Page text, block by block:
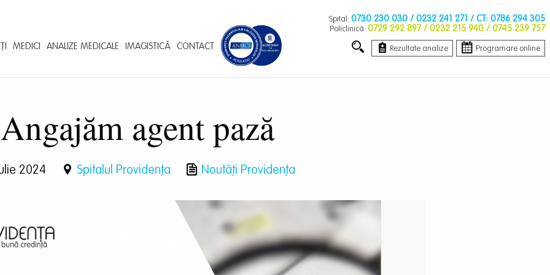
MEDICI ANALIZE MEDICALE IMAGISTICĂ CONTACT
Spital: 0730 230 030 / 0232 241 271 / CT: 0786 294 305
Policlinică: 0729 292 897 / 0232 215 940 / 0745 239 757
Rezultate analize Programare online
Angajăm agent pază
2024 Spitalul Providența Noutăți Providența